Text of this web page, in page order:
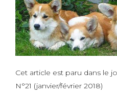
Cet article est paru dans le
N°21 (janvier/février 2018)